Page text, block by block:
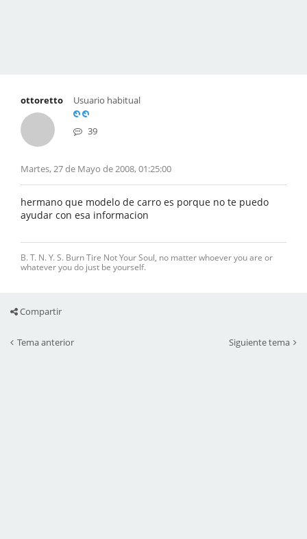
ottoretto Usuario habitual
39
Martes, 27 de Mayo de 2008, 01:25:00
hermano que modelo de carro es porque no te puedo
ayudar con esa informacion
B. T. N. Y. S. Burn Tire Not Your Soul, no matter whoever you are or
whatever you do just be yourself.
Compartir
Tema anterior Siguiente tema